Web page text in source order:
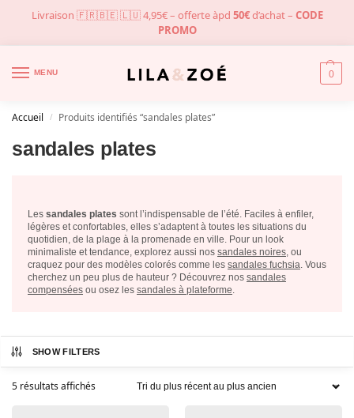
Livraison 🇫🇷🇧🇪 🇱🇺 4,95€ – offerte àpd 50€d’achat – CODE
PROMO
MENU 0
Accueil / Produits identifiés “sandales plates”
sandales plates
Les sandales plates sont l’indispensable de l’été. Faciles à enfiler,
légères et confortables, elles s’adaptent à toutes les situations du
quotidien, de la plage à la promenade en ville. Pour un look
minimaliste et tendance, explorez aussi nos sandales noires, ou
craquez pour des modèles colorés comme les sandales fuchsia. Vous
cherchez un peu plus de hauteur ? Découvrez nos sandales
compensées ou osez les sandales à plateforme.
SHOW FILTERS
5 résultats affichés